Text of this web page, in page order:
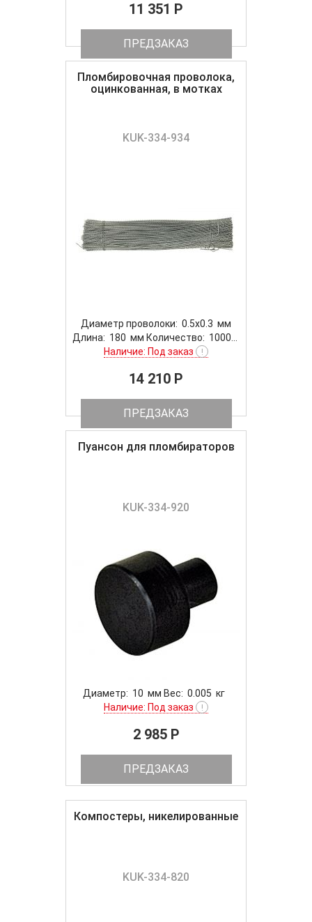
11 351 P
ПРЕДЗАКАЗ
Пломбировочная проволока,
оцинкованная, в мотках
KUK-334-934
Диаметр проволоки: 0.5x0.3 мм
Длина: 180 мм Количество: 1000...
Наличие: Под заказ
!
14 210 P
ПРЕДЗАКАЗ
Пуансон для пломбираторов
KUK-334-920
Диаметр: 10 мм Вес: 0.005 кг
Наличие: Под заказ
!
2 985 P
ПРЕДЗАКАЗ
Компостеры, никелированные
KUK-334-820